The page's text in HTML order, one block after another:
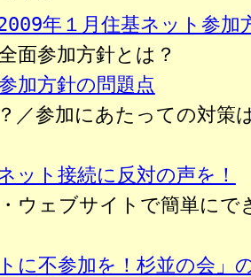
年１月住基ネット参加
面参加方針とは？
加方針の問題点
／参加にあたっての対策
ット接続に反対の声を！
ウェブサイトで簡単にで
に不参加を！杉並の会」